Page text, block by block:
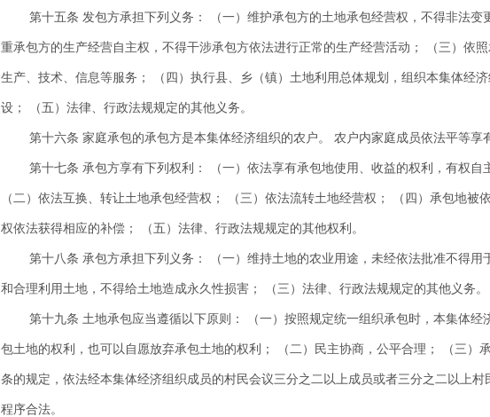
第十五条 发包方承担下列义务： （一）维护承包方的土地承包经营权，不得非法变
重承包方的生产经营自主权，不得干涉承包方依法进行正常的生产经营活动； （三）依
生产、技术、信息等服务； （四）执行县、乡（镇）土地利用总体规划，组织本集体经
设； （五）法律、行政法规规定的其他义务。
第十六条 家庭承包的承包方是本集体经济组织的农户。 农户内家庭成员依法平等享
第十七条 承包方享有下列权利： （一）依法享有承包地使用、收益的权利，有权自
（二）依法互换、转让土地承包经营权； （三）依法流转土地经营权； （四）承包地被
权依法获得相应的补偿； （五）法律、行政法规规定的其他权利。
第十八条 承包方承担下列义务： （一）维持土地的农业用途，未经依法批准不得用
和合理利用土地，不得给土地造成永久性损害； （三）法律、行政法规规定的其他义务。
第十九条 土地承包应当遵循以下原则： （一）按照规定统一组织承包时，本集体经
包土地的权利，也可以自愿放弃承包土地的权利； （二）民主协商，公平合理； （三）
条的规定，依法经本集体经济组织成员的村民会议三分之二以上成员或者三分之二以上
程序合法。